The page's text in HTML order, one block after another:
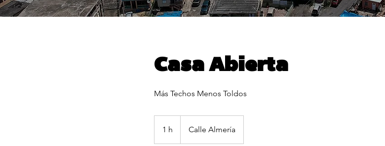
Casa Abierta
Más Techos Menos Toldos
1 h Calle Almería